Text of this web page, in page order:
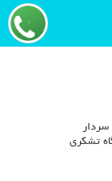
11خیابان سردار
تشکری